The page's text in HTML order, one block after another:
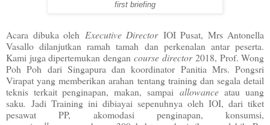
first briefing
Acara dibuka oleh Executive Director IOI Pusat, Mrs Antonella
Vasallo dilanjutkan ramah tamah dan perkenalan antar peserta.
Kami juga dipertemukan dengan course director2018, Prof. Wong
Poh Poh dari Singapura dan koordinator Panitia Mrs. Pongsri
Virapat yang memberikan arahan tentang training dan segala detail
teknis terkait penginapan, makan, sampai allowanceatau uang
saku. Jadi Training ini dibiayai sepenuhnya oleh IOI, dari tiket
pesawat PP, akomodasi penginapan, konsumsi,